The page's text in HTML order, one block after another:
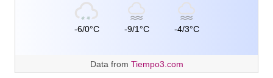
-6/0°C -9/1°C -4/3°C
Data from Tiempo3.com